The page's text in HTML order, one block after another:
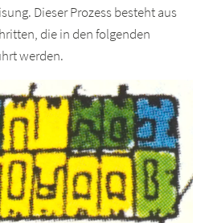
Dieser Prozess besteht aus
die in den folgenden
werden.